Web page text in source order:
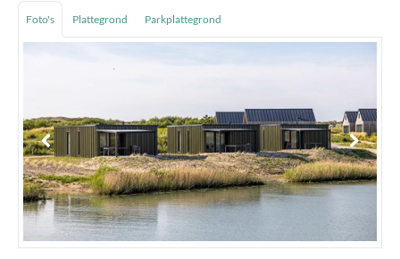
Foto's Plattegrond Parkplattegrond